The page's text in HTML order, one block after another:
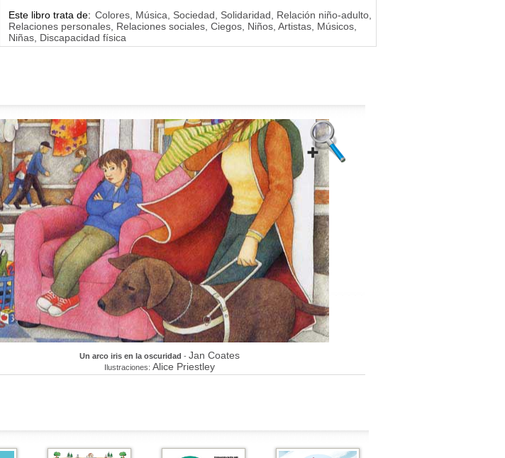
Este libro trata de: Colores, Música, Sociedad, Solidaridad, Relación niño-adulto,
Relaciones personales, Relaciones sociales, Ciegos, Niños, Artistas, Músicos,
Niñas, Discapacidad física
Un arco iris en la oscuridad - Jan Coates
Ilustraciones: Alice Priestley